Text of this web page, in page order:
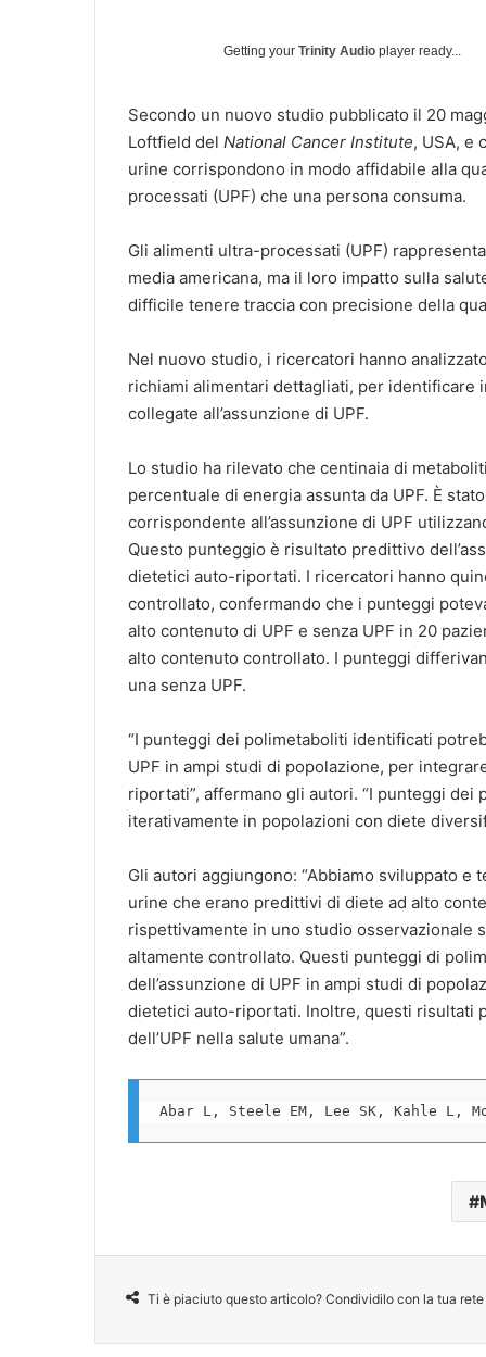
Getting your Trinity Audio player ready...
Secondo un nuovo studio pubblicato il 20
Loftfield del National Cancer Institute, USA, e
urine corrispondono in modo affidabile alla
processati (UPF) che una persona consuma.
Gli alimenti ultra-processati (UPF)
media americana, ma il loro impatto sulla
difficile tenere traccia con precisione della
Nel nuovo studio, i ricercatori hanno
richiami alimentari dettagliati, per identificare
collegate all’assunzione di UPF.
Lo studio ha rilevato che centinaia di
percentuale di energia assunta da UPF. È
corrispondente all’assunzione di UPF
Questo punteggio è risultato predittivo
dietetici auto-riportati. I ricercatori hanno
controllato, confermando che i punteggi
alto contenuto di UPF e senza UPF in 20
alto contenuto controllato. I punteggi
una senza UPF.
“I punteggi dei polimetaboliti identificati
UPF in ampi studi di popolazione, per
riportati”, affermano gli autori. “I punteggi
iterativamente in popolazioni con diete
Gli autori aggiungono: “Abbiamo sviluppato
urine che erano predittivi di diete ad alto
rispettivamente in uno studio osservazionale
altamente controllato. Questi punteggi di
dell’assunzione di UPF in ampi studi di
dietetici auto-riportati. Inoltre, questi risultati
dell’UPF nella salute umana”.
Abar L, Steele EM, Lee SK, Kahle L,
Ti è piaciuto questo articolo? Condividilo con la tua rete